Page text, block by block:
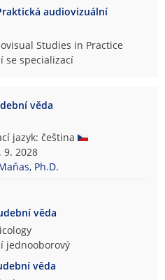
audiovizuální
Studies in Practice
se specializací
věda
jazyk: čeština
9. 2028
Ph.D.
věda
jednooborový
věda